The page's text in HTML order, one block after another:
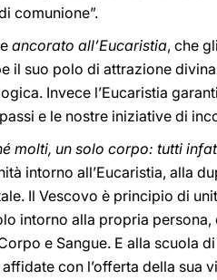
comunione”.
ancorato all’Eucaristia, che
il suo polo di attrazione
Invece l’Eucaristia
e le nostre iniziative di
molti, un solo corpo: tutti
intorno all’Eucaristia, alla
Il Vescovo è principio di
intorno alla propria
e Sangue. E alla scuola
con l’offerta della sua